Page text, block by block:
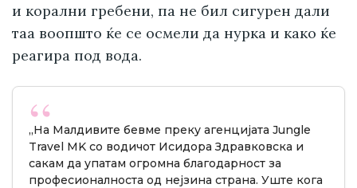
и корални гребени, па не бил сигурен дали
таа воопшто ќе се осмели да нурка и како ќе
реагира под вода.
„На Малдивите бевме преку агенцијата Jungle
Travel MK со водичот Исидора Здравковска и
сакам да упатам огромна благодарност за
професионалноста од нејзина страна. Уште кога